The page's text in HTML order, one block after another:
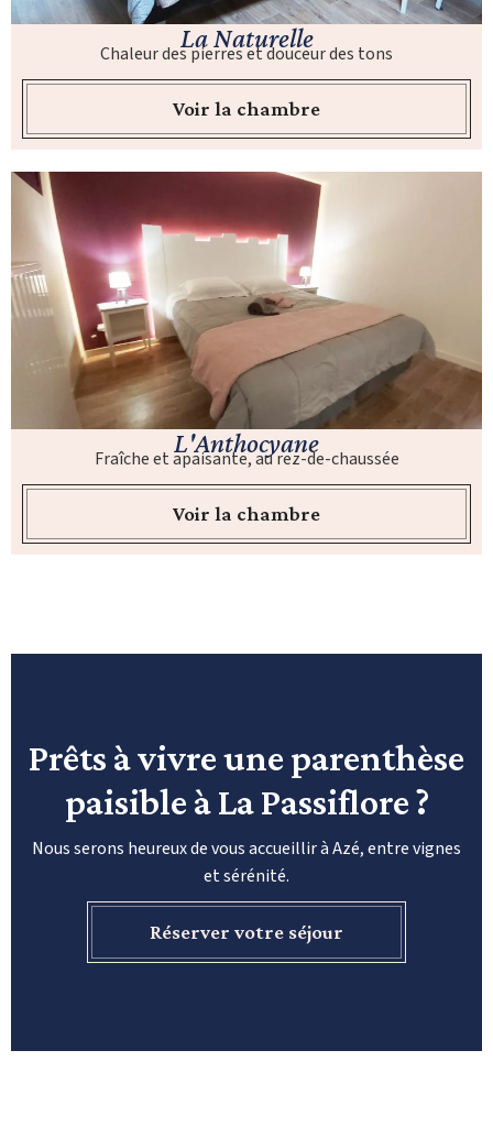
La Naturelle
Chaleur des pierres et douceur des tons
Voir la chambre
L'Anthocyane
Fraîche et apaisante, au rez-de-chaussée
Voir la chambre
Prêts à vivre une parenthèse
paisible à La Passiflore ?
Nous serons heureux de vous accueillir à Azé, entre vignes
et sérénité.
Réserver votre séjour